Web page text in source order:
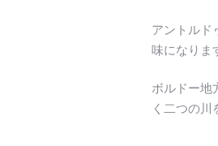
アントルド
味になりま
ボルドー地
く二つの川